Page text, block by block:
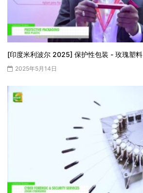
[印度米利波尔 2025] 保护性包装 - 玫瑰塑料
2025年5月14日